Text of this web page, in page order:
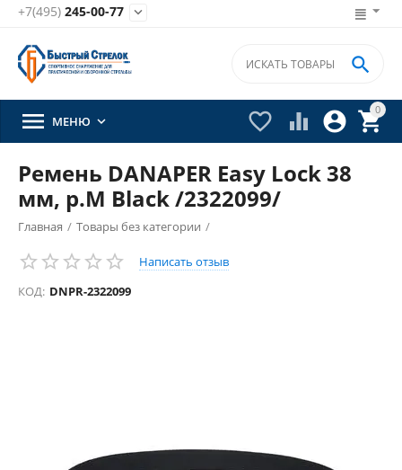
+7(495) 245-00-77 
0


 

 МЕНЮ 
Ремень DANAPER Easy Lock 38
мм, р.M Black /2322099/
Главная / Товары без категории /
Написать отзыв
КОД: DNPR-2322099